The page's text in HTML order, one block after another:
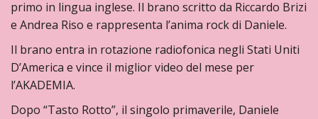
primo in lingua inglese. Il brano scritto da Riccardo Brizi
e Andrea Riso e rappresenta l’anima rock di Daniele.
Il brano entra in rotazione radiofonica negli Stati Uniti
D’America e vince il miglior video del mese per
l’AKADEMIA.
Dopo “Tasto Rotto”, il singolo primaverile, Daniele